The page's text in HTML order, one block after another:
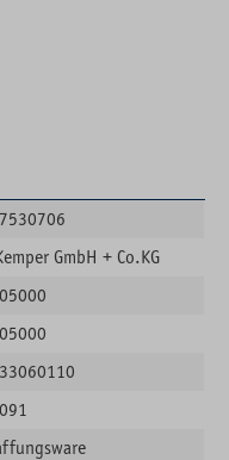
GmbH + Co.KG